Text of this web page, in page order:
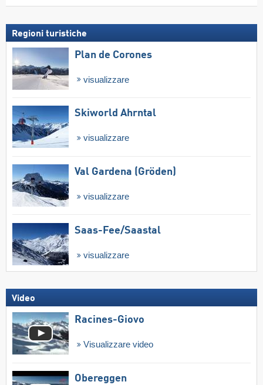
Regioni turistiche
Plan de Corones
visualizzare
Skiworld Ahrntal
visualizzare
Val Gardena (Gröden)
visualizzare
Saas-Fee/​Saastal
visualizzare
Video
Racines-Giovo
Visualizzare video
Obereggen